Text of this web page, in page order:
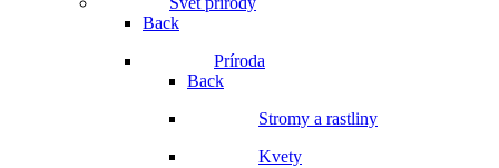
Back
Príroda
Back
Stromy a rastliny
Kvety